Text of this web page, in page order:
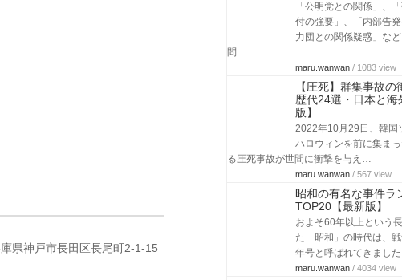
県神戸市長田区長尾町2-1-15
「公明党との関係」、
付の強要」、「内部告
力団との関係疑惑」な
問…
maru.wanwan / 1083 view
【圧死】群集事故
歴代24選・日本と海
版】
2022年10月29日、韓国
ハロウィンを前に集ま
る圧死事故が世間に衝撃を与え…
maru.wanwan / 567 view
昭和の有名な事件ラ
TOP20【最新版】
およそ60年以上という
た「昭和」の時代は、
年号と呼ばれてきまし
maru.wanwan / 4034 view